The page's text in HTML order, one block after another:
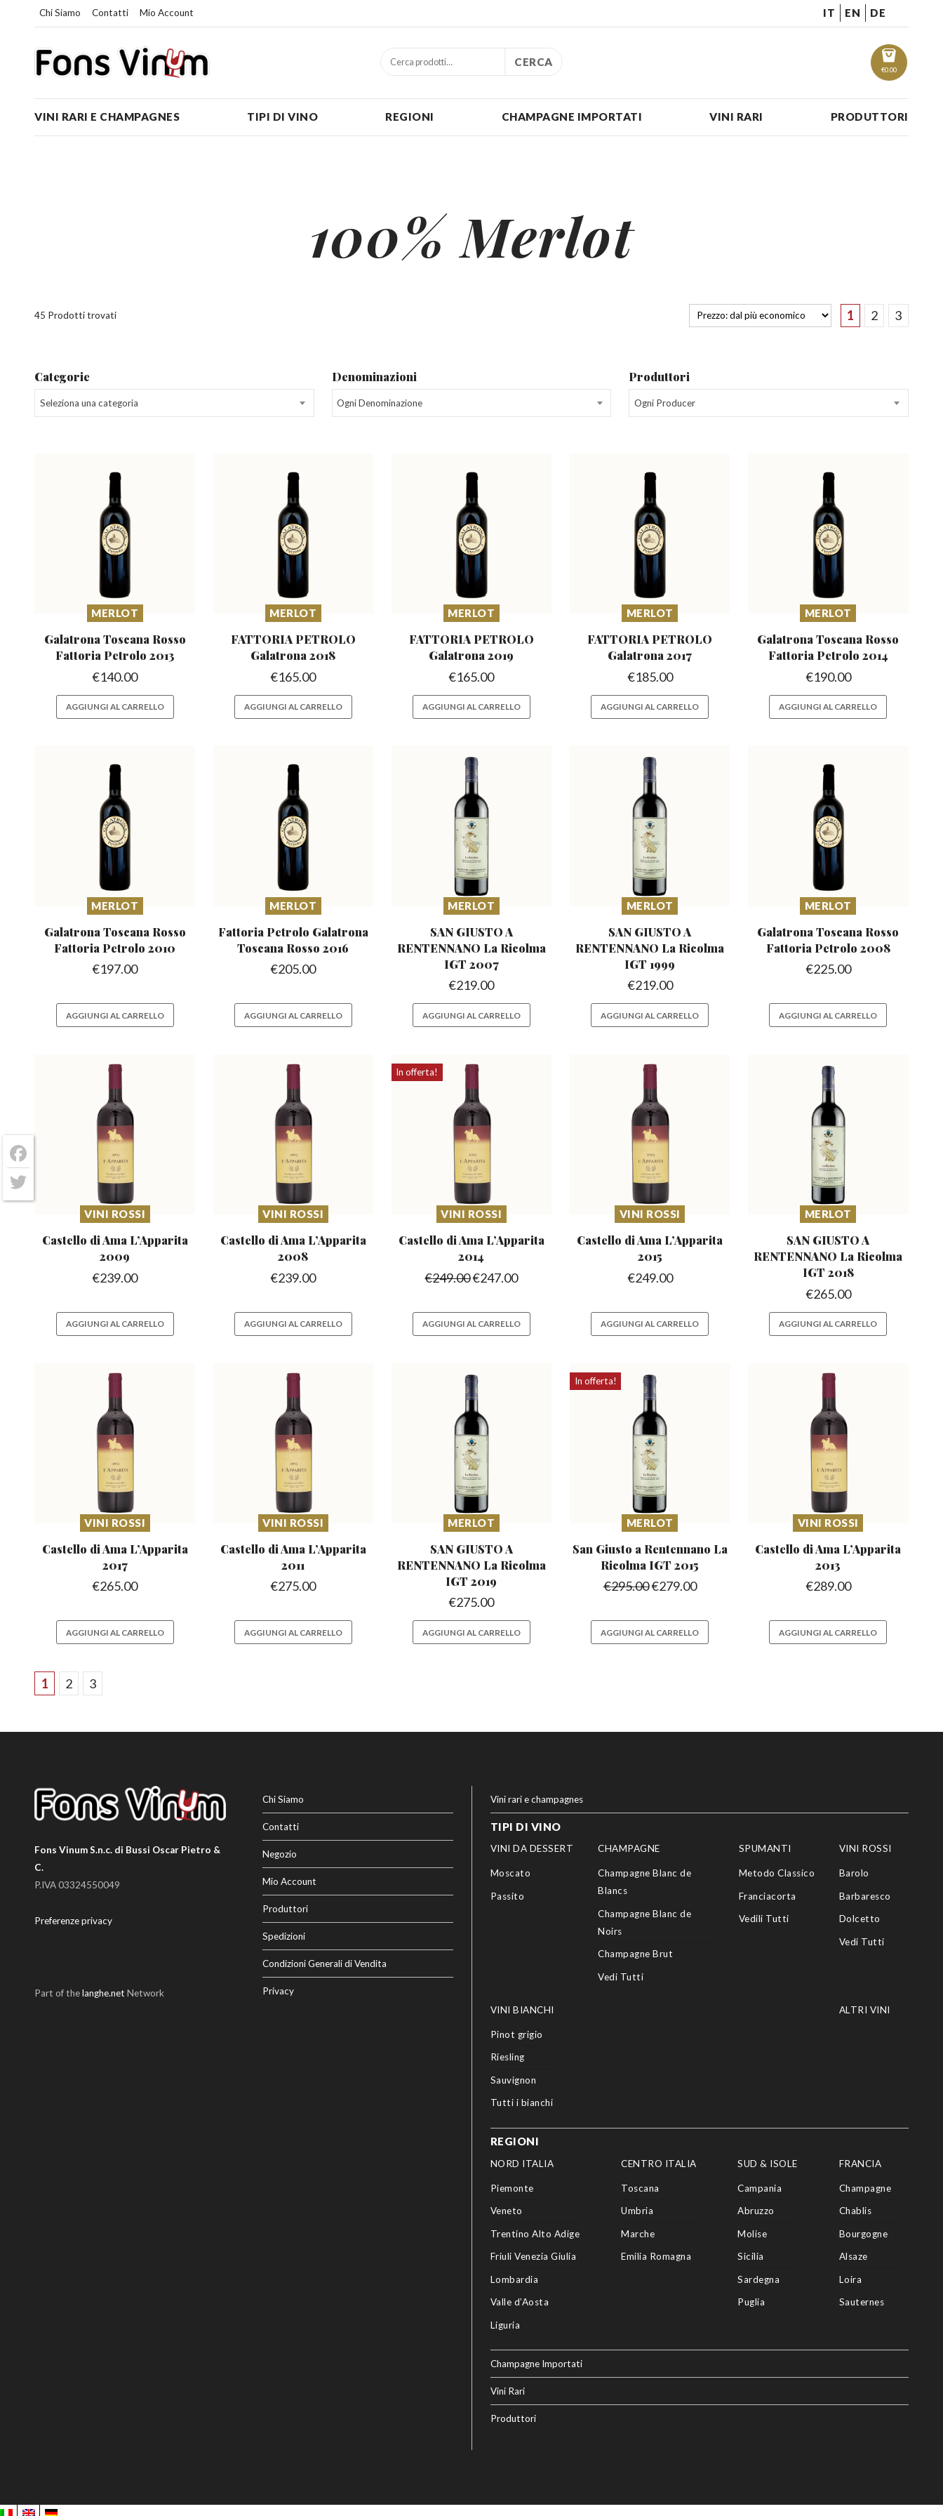
Chi Siamo Contatti Mio Account IT EN DE
€0.00
CERCA
VINI RARI E CHAMPAGNES TIPI DI VINO REGIONI CHAMPAGNE IMPORTATI VINI RARI PRODUTTORI
100% Merlot
45 Prodotti trovati 1 2 3
Categorie
Seleziona una categoria
Denominazioni
Ogni Denominazione
Produttori
Ogni Producer
MERLOT
Galatrona Toscana Rosso
Fattoria Petrolo 2013
€140.00
AGGIUNGI AL CARRELLO
MERLOT
FATTORIA PETROLO
Galatrona 2018
€165.00
AGGIUNGI AL CARRELLO
MERLOT
FATTORIA PETROLO
Galatrona 2019
€165.00
AGGIUNGI AL CARRELLO
MERLOT
FATTORIA PETROLO
Galatrona 2017
€185.00
AGGIUNGI AL CARRELLO
MERLOT
Galatrona Toscana Rosso
Fattoria Petrolo 2014
€190.00
AGGIUNGI AL CARRELLO
MERLOT
Galatrona Toscana Rosso
Fattoria Petrolo 2010
€197.00
AGGIUNGI AL CARRELLO
MERLOT
Fattoria Petrolo Galatrona
Toscana Rosso 2016
€205.00
AGGIUNGI AL CARRELLO
MERLOT
SAN GIUSTO A
RENTENNANO La Ricolma
IGT 2007
€219.00
AGGIUNGI AL CARRELLO
MERLOT
SAN GIUSTO A
RENTENNANO La Ricolma
IGT 1999
€219.00
AGGIUNGI AL CARRELLO
MERLOT
Galatrona Toscana Rosso
Fattoria Petrolo 2008
€225.00
AGGIUNGI AL CARRELLO
VINI ROSSI
Castello di Ama L’Apparita
2009
€239.00
AGGIUNGI AL CARRELLO
VINI ROSSI
Castello di Ama L’Apparita
2008
€239.00
AGGIUNGI AL CARRELLO
In offerta!
VINI ROSSI
Castello di Ama L’Apparita
2014
€249.00€247.00
AGGIUNGI AL CARRELLO
VINI ROSSI
Castello di Ama L’Apparita
2015
€249.00
AGGIUNGI AL CARRELLO
MERLOT
SAN GIUSTO A
RENTENNANO La Ricolma
IGT 2018
€265.00
AGGIUNGI AL CARRELLO
VINI ROSSI
Castello di Ama L’Apparita
2017
€265.00
AGGIUNGI AL CARRELLO
VINI ROSSI
Castello di Ama L’Apparita
2011
€275.00
AGGIUNGI AL CARRELLO
MERLOT
SAN GIUSTO A
RENTENNANO La Ricolma
IGT 2019
€275.00
AGGIUNGI AL CARRELLO
In offerta!
MERLOT
San Giusto a Rentennano La
Ricolma IGT 2015
€295.00€279.00
AGGIUNGI AL CARRELLO
VINI ROSSI
Castello di Ama L’Apparita
2013
€289.00
AGGIUNGI AL CARRELLO
1 2 3
Fons Vinum S.n.c. di Bussi Oscar Pietro &
C.
P.IVA 03324550049
Preferenze privacy
Part of thelanghe.net Network
Chi Siamo
Contatti
Negozio
Mio Account
Produttori
Spedizioni
Condizioni Generali di Vendita
Privacy
Vini rari e champagnes
TIPI DI VINO
VINI DA DESSERT
Moscato
Passito
CHAMPAGNE
Champagne Blanc de
Blancs
Champagne Blanc de
Noirs
Champagne Brut
Vedi Tutti
SPUMANTI
Metodo Classico
Franciacorta
Vedili Tutti
VINI ROSSI
Barolo
Barbaresco
Dolcetto
Vedi Tutti
VINI BIANCHI
Pinot grigio
Riesling
Sauvignon
Tutti i bianchi
ALTRI VINI
REGIONI
NORD ITALIA
Piemonte
Veneto
Trentino Alto Adige
Friuli Venezia Giulia
Lombardia
Valle d’Aosta
Liguria
CENTRO ITALIA
Toscana
Umbria
Marche
Emilia Romagna
SUD & ISOLE
Campania
Abruzzo
Molise
Sicilia
Sardegna
Puglia
FRANCIA
Champagne
Chablis
Bourgogne
Alsaze
Loira
Sauternes
Champagne Importati
Vini Rari
Produttori
Facebook
Twitter